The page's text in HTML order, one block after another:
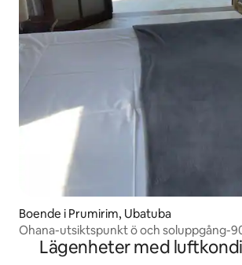
Boende i Prumirim, Ubatuba
Ohana-utsiktspunkt ö och soluppgång-
stranden
Lägenheter med